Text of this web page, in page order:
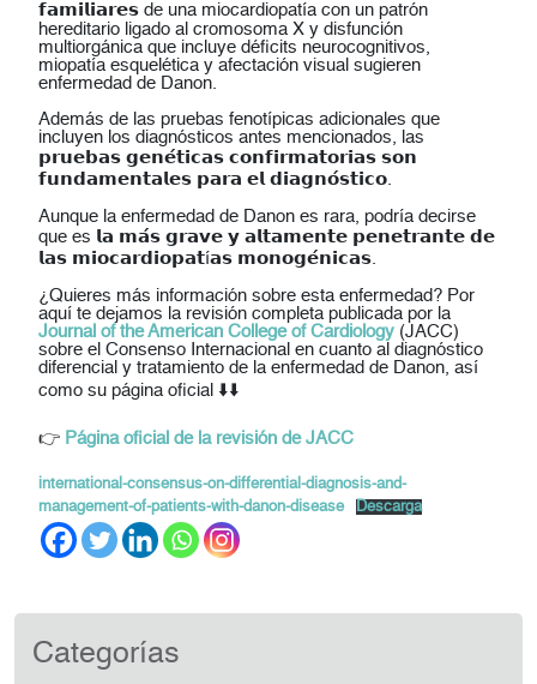
𝗳𝗮𝗺𝗶𝗹𝗶𝗮𝗿𝗲𝘀 de una miocardiopatía con un patrón
hereditario ligado al cromosoma X y disfunción
multiorgánica que incluye déficits neurocognitivos,
miopatía esquelética y afectación visual sugieren
enfermedad de Danon.
Además de las pruebas fenotípicas adicionales que
incluyen los diagnósticos antes mencionados, las
𝗽𝗿𝘂𝗲𝗯𝗮𝘀 𝗴𝗲𝗻𝗲́𝘁𝗶𝗰𝗮𝘀 𝗰𝗼𝗻𝗳𝗶𝗿𝗺𝗮𝘁𝗼𝗿𝗶𝗮𝘀 𝘀𝗼𝗻
𝗳𝘂𝗻𝗱𝗮𝗺𝗲𝗻𝘁𝗮𝗹𝗲𝘀 𝗽𝗮𝗿𝗮 𝗲𝗹 𝗱𝗶𝗮𝗴𝗻𝗼́𝘀𝘁𝗶𝗰𝗼.
Aunque la enfermedad de Danon es rara, podría decirse
que es 𝗹𝗮 𝗺𝗮́𝘀 𝗴𝗿𝗮𝘃𝗲 𝘆 𝗮𝗹𝘁𝗮𝗺𝗲𝗻𝘁𝗲 𝗽𝗲𝗻𝗲𝘁𝗿𝗮𝗻𝘁𝗲 𝗱𝗲
𝗹𝗮𝘀 𝗺𝗶𝗼𝗰𝗮𝗿𝗱𝗶𝗼𝗽𝗮𝘁í𝗮𝘀 𝗺𝗼𝗻𝗼𝗴𝗲́𝗻𝗶𝗰𝗮𝘀.
¿Quieres más información sobre esta enfermedad? Por
aquí te dejamos la revisión completa publicada por la
Journal of the American College of Cardiology (JACC)
sobre el Consenso Internacional en cuanto al diagnóstico
diferencial y tratamiento de la enfermedad de Danon, así
como su página oficial ⬇️⬇️
👉 Página oficial de la revisión de JACC
international-consensus-on-differential-diagnosis-and-
management-of-patients-with-danon-disease
Descarga
Categorías